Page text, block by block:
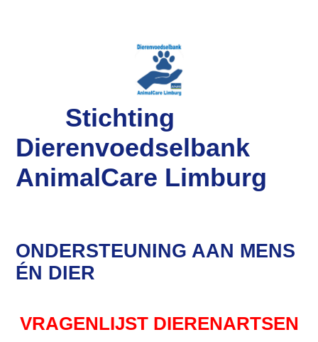
Stichting
Dierenvoedselbank
AnimalCare Limburg
ONDERSTEUNING AAN MENS
ÉN DIER
VRAGENLIJST DIERENARTSEN